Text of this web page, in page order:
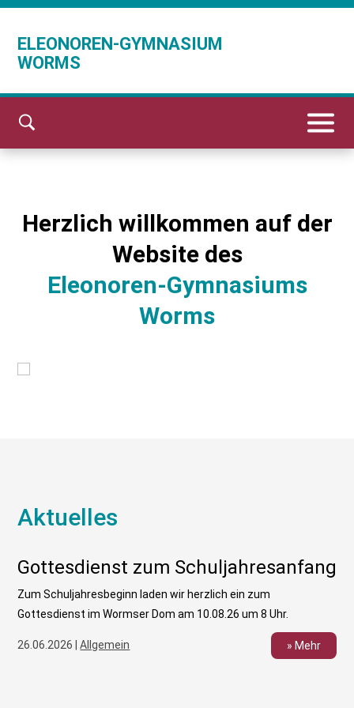
ELEONOREN-GYMNASIUM
WORMS
Herzlich willkommen auf der
Website des
Eleonoren-Gymnasiums
Worms
Aktuelles
Gottesdienst zum Schuljahresanfang
Zum Schuljahresbeginn laden wir herzlich ein zum
Gottesdienst im Wormser Dom am 10.08.26 um 8 Uhr.
26.06.2026 |Allgemein » Mehr